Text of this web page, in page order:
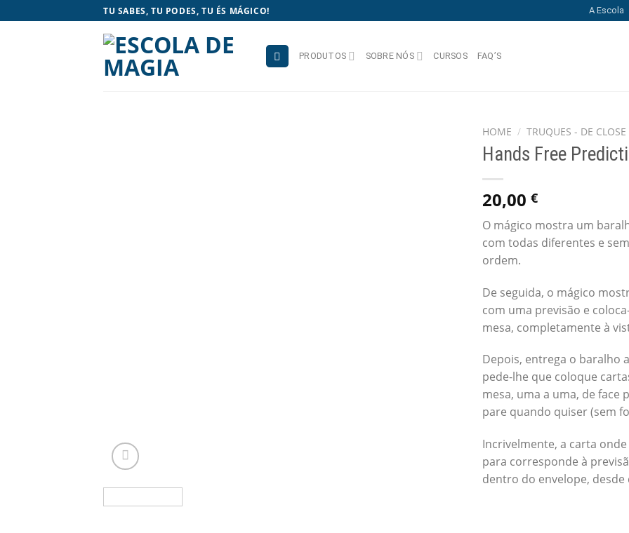
to
TU SABES, TU PODES, TU ÉS MÁGICO! A Escola
PRODUTOS SOBRE NÓS CURSOS FAQ’S
HOME / TRUQUES - DE CLOSE
Hands Free
20,00 €
O mágico mostra um
com todas diferentes e
ordem.
De seguida, o mágico
com uma previsão e
mesa, completamente à
Depois, entrega o baralho
pede-lhe que coloque
mesa, uma a uma, de face
pare quando quiser (sem
Incrivelmente, a carta
para corresponde à
dentro do envelope,